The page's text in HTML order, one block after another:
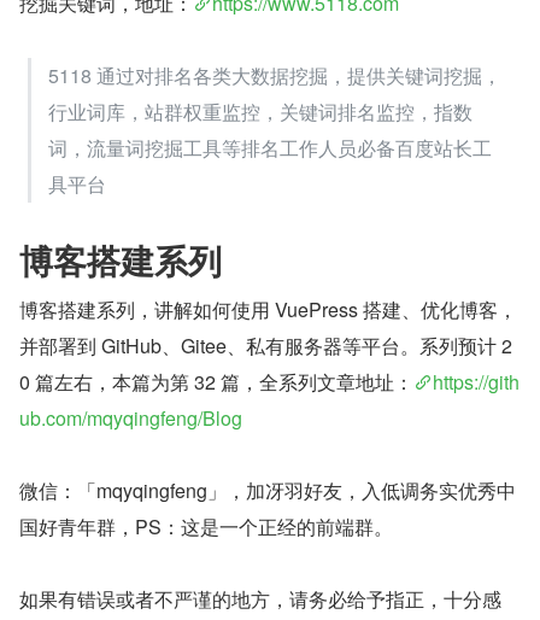
5118 通过对排名各类大数据挖掘，提供关键词挖掘，
行业词库，站群权重监控，关键词排名监控，指数
词，流量词挖掘工具等排名工作人员必备百度站长工
具平台
博客搭建系列
博客搭建系列，讲解如何使用 VuePress 搭建、优化博客，
并部署到 GitHub、Gitee、私有服务器等平台。系列预计 2
0 篇左右，本篇为第 32 篇，全系列文章地址：
https://gith
ub.com/mqyqingfeng/Blog
微信：「mqyqingfeng」，加冴羽好友，入低调务实优秀中
国好青年群，PS：这是一个正经的前端群。
如果有错误或者不严谨的地方，请务必给予指正，十分感